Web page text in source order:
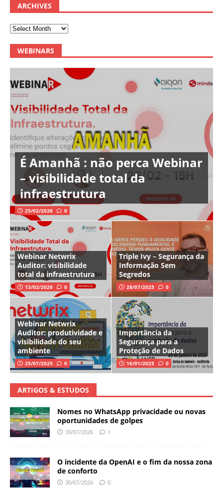
ARCHIVES
WEBINARS
É Amanhã : não perca Webinar
– visibilidade total da
infraestrutura
25/02/2026 0
Webinar Netwrix
Auditor: visibilidade
total da infraestrutura
13/02/2026 0
Triple Ivy – Segurança da
Informação Sem
Segredos
28/07/2025 0
Webinar Netwrix
Auditor: produtividade e
visibilidade do seu
ambiente
25/07/2025 0
Importância da
Segurança para a
Proteção de Dados
16/01/2025 0
ARTIGOS & ESTUDOS
Nomes no WhatsApp privacidade ou novas
oportunidades de golpes
30/07/2026 1
O incidente da OpenAI e o fim da nossa zona
de conforto
30/07/2026 0